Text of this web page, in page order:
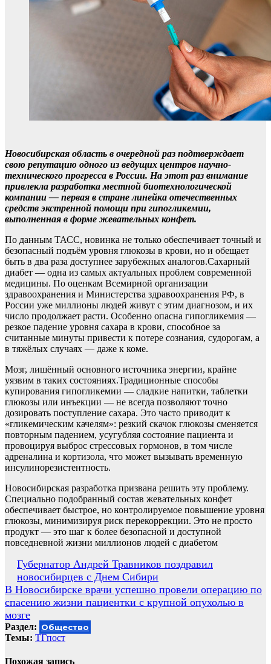
Новосибирская область в очередной раз подтверждает
свою репутацию одного из ведущих центров научно-
технического прогресса в России. На этот раз внимание
привлекла разработка местной биотехнологической
компании — первая в стране линейка отечественных
средств экстренной помощи при гипогликемии,
выполненная в форме жевательных конфет.
По данным ТАСС, новинка не только обеспечивает точный и
безопасный подъём уровня глюкозы в крови, но и обещает
быть в два раза доступнее зарубежных аналогов.Сахарный
диабет — одна из самых актуальных проблем современной
медицины. По оценкам Всемирной организации
здравоохранения и Министерства здравоохранения РФ, в
России уже миллионы людей живут с этим диагнозом, и их
число продолжает расти. Особенно опасна гипогликемия —
резкое падение уровня сахара в крови, способное за
считанные минуты привести к потере сознания, судорогам, а
в тяжёлых случаях — даже к коме.
Мозг, лишённый основного источника энергии, крайне
уязвим в таких состояниях.Традиционные способы
купирования гипогликемии — сладкие напитки, таблетки
глюкозы или инъекции — не всегда позволяют точно
дозировать поступление сахара. Это часто приводит к
«гликемическим качелям»: резкий скачок глюкозы сменяется
повторным падением, усугубляя состояние пациента и
провоцируя выброс стрессовых гормонов, в том числе
адреналина и кортизола, что может вызывать временную
инсулинорезистентность.
Новосибирская разработка призвана решить эту проблему.
Специально подобранный состав жевательных конфет
обеспечивает быстрое, но контролируемое повышение уровня
глюкозы, минимизируя риск перекоррекции. Это не просто
продукт — это шаг к более безопасной и доступной
повседневной жизни миллионов людей с диабетом
Навигация
по
записям
Губернатор Андрей Травников поздравил
новосибирцев с Днем Сибири
В Новосибирске врачи успешно провели операцию по
спасению жизни пациентки с крупной опухолью в
мозге
Раздел: Общество
Темы: ТГпост
Похожая запись